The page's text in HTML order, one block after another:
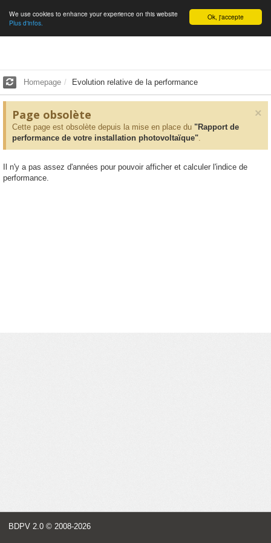
English Ok, j'accepte
We use cookies to enhance your experience on this website
Plus d'infos.
Homepage Evolution relative de la performance
×
Page obsolète
Cette page est obsolète depuis la mise en place du "Rapport de
performance de votre installation photovoltaïque".
Il n'y a pas assez d'années pour pouvoir afficher et calculer l'indice de
performance.
BDPV 2.0 © 2008-2026